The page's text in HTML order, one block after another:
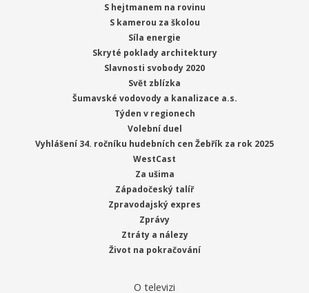
S hejtmanem na rovinu
S kamerou za školou
Síla energie
Skryté poklady architektury
Slavnosti svobody 2020
Svět zblízka
Šumavské vodovody a kanalizace a.s.
Týden v regionech
Volební duel
Vyhlášení 34. ročníku hudebních cen Žebřík za rok 2025
WestCast
Za ušima
Západočeský talíř
Zpravodajský expres
Zprávy
Ztráty a nálezy
Život na pokračování
O televizi